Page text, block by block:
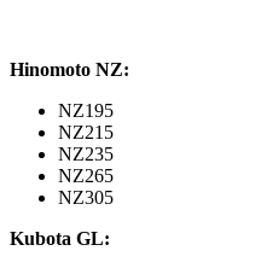
Hinomoto NZ:
NZ195
NZ215
NZ235
NZ265
NZ305
Kubota GL: